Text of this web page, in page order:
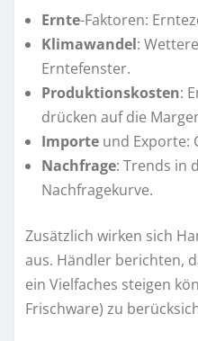
Ernte-Faktoren:
Klimawandel:
Erntefenster.
Produktionskosten:
drücken auf die
Importe und Exporte:
Nachfrage: Trends in
Nachfragekurve.
Zusätzlich wirken sich
aus. Händler berichten,
ein Vielfaches steigen
Frischware) zu